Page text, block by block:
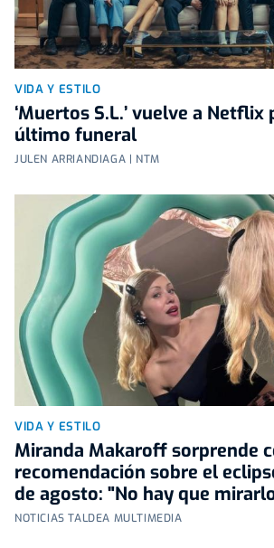
VIDA Y ESTILO
‘Muertos S.L.’ vuelve a Netflix
último funeral
JULEN ARRIANDIAGA | NTM
VIDA Y ESTILO
Miranda Makaroff sorprende
recomendación sobre el
de agosto: "No hay que
NOTICIAS TALDEA MULTIMEDIA